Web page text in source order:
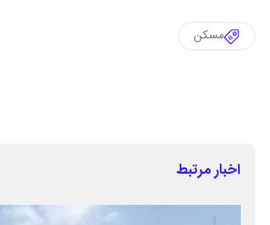
مسکن
اخبار مرتبط